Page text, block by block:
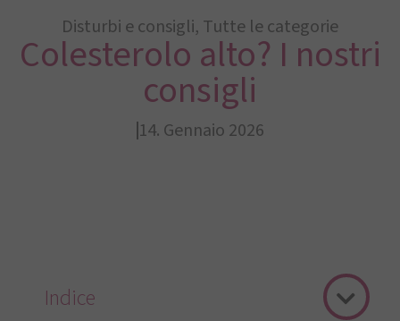
Disturbi e consigli, Tutte le categorie
Colesterolo alto? I nostri
consigli
14. Gennaio 2026
Indice